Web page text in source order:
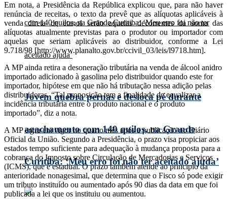
Jovem quebra pernas e desloca pé durante
agachamento com 140 quilos, na Grande
Curitiba: ‘Meu erro foi não ter aceitado ajuda’
Em nota, a Presidência da República explicou que, para não haver
renúncia de receitas, o texto da prevê que as alíquotas aplicáveis à
venda direta de etanol serão aquelas decorrentes da soma das
alíquotas atualmente previstas para o produtor ou importador com
aquelas que seriam aplicáveis ao distribuidor, conforme a Lei
9.718/98 [http://www.planalto.gov.br/ccivil_03/leis/l9718.htm].
A MP ainda retira a desoneração tributária na venda de álcool anidro
importado adicionado à gasolina pelo distribuidor quando este for
importador, hipótese em que não há tributação nessa adição pelas
distribuidoras. “Tal proposição tem a finalidade de equalizar a
incidência tributária entre o produto nacional e o produto
importado”, diz a nota.
A MP entra em vigor no quarto mês após a publicação no Diário
Oficial da União. Segundo a Presidência, o prazo visa propiciar aos
estados tempo suficiente para adequação à mudança proposta para a
cobrança do Imposto sobre Circulação de Mercadorias e Serviços
(ICMS), que é estadual. O prazo também atende ao princípio da
anterioridade nonagesimal, que determina que o Fisco só pode exigir
um tributo instituído ou aumentado após 90 dias da data em que foi
publicada a lei que os instituiu ou aumentou.